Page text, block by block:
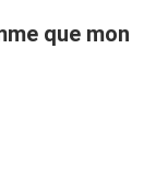
que mon